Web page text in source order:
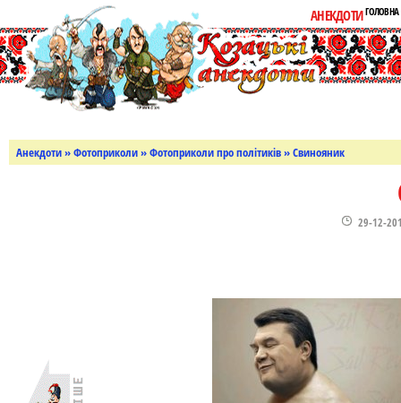
АНЕКДОТИГОЛОВНА
Анекдоти»Фотоприколи»Фотоприколи про політиків» Свинояник
29-12-